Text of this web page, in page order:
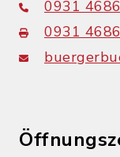
0931
0931